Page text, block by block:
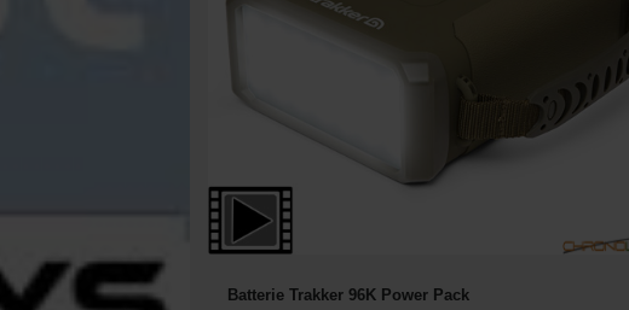
Batterie Trakker 96K Power Pack